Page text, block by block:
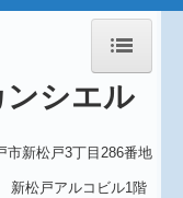
市新松戸3丁目286番地
新松戸アルコビル1階